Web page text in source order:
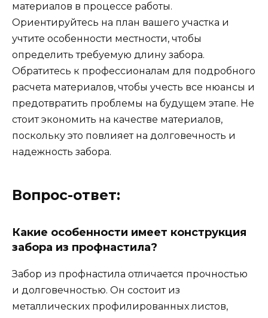
материалов в процессе работы.
Ориентируйтесь на план вашего участка и
учтите особенности местности, чтобы
определить требуемую длину забора.
Обратитесь к профессионалам для подробного
расчета материалов, чтобы учесть все нюансы и
предотвратить проблемы на будущем этапе. Не
стоит экономить на качестве материалов,
поскольку это повлияет на долговечность и
надежность забора.
Вопрос-ответ:
Какие особенности имеет конструкция
забора из профнастила?
Забор из профнастила отличается прочностью
и долговечностью. Он состоит из
металлических профилированных листов,